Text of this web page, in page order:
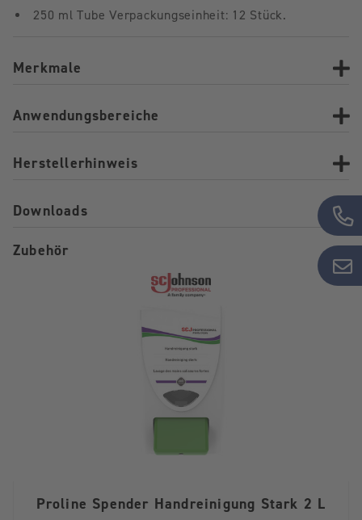
250 ml Tube Verpackungseinheit: 12 Stück.
Merkmale
Anwendungsbereiche
Herstellerhinweis
Downloads
Zubehör
Proline Spender Handreinigung Stark 2 L